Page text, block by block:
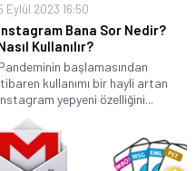
Eylül 2023 16:50
Bana Sor Nedir?
Kullanılır?
başlamasından
kullanımı bir hayli artan
yepyeni özelliğini...